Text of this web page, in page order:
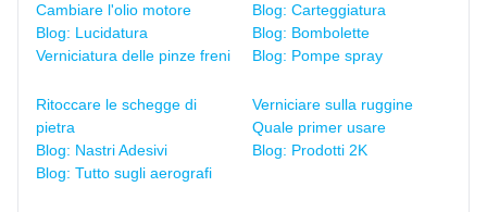
Cambiare l'olio motore
Blog: Lucidatura
Verniciatura delle pinze freni
Blog: Carteggiatura
Blog: Bombolette
Blog: Pompe spray
Ritoccare le schegge di
pietra
Blog: Nastri Adesivi
Blog: Tutto sugli aerografi
Verniciare sulla ruggine
Quale primer usare
Blog: Prodotti 2K